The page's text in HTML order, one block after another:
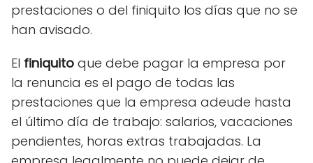
prestaciones o del finiquito los días que no se
han avisado.
El finiquito que debe pagar la empresa por
la renuncia es el pago de todas las
prestaciones que la empresa adeude hasta
el último día de trabajo: salarios, vacaciones
pendientes, horas extras trabajadas. La